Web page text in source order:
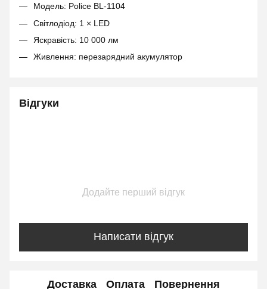
Модель: Police BL-1104
Світлодіод: 1 × LED
Яскравість: 10 000 лм
Живлення: перезарядний акумулятор
Відгуки
Додайте перший відгук
Написати відгук
Доставка Оплата Повернення